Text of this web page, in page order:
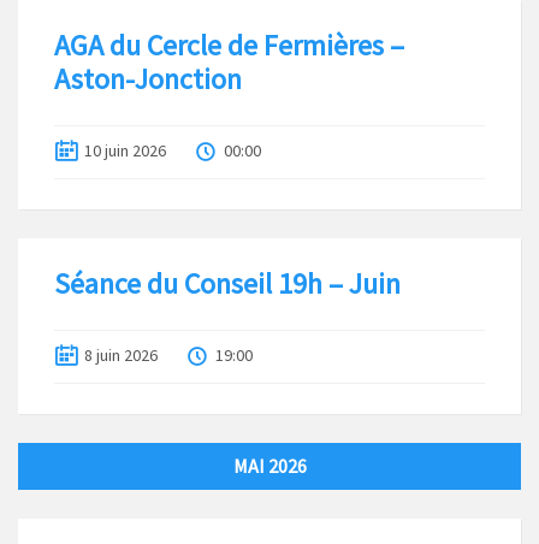
AGA du Cercle de Fermières –
Aston-Jonction
10 juin 2026 00:00
Séance du Conseil 19h – Juin
8 juin 2026 19:00
MAI 2026